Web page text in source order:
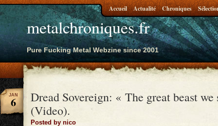
metalchroniques.fr
Pure Fucking Metal Webzine since 2001
Accueil Actualité Chroniques
Dread Sovereign: « The great beast we
(Video).
Posted by nico
JAN
6